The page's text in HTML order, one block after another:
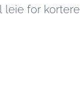
leie for kortere